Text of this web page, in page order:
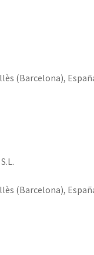
(Barcelona),
(Barcelona),